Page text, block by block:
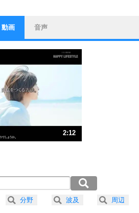
レス対策
比べない。
のこと、他人を見ない。
らしない人になる30の方法
ス思考
ィブになれない原因は、行動しないから。
ィブ思考になる30の方法
、なんとかなるもの。
生きる30の方法
きい人は、怒りを優しさで表現する。
ス思考
動画 音声
2:12
分6秒）
秒）
秒）
分野 波及 周辺